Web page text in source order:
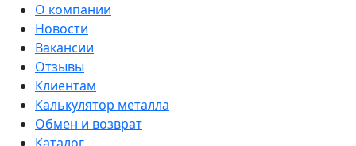
О компании
Новости
Вакансии
Отзывы
Клиентам
Калькулятор металла
Обмен и возврат